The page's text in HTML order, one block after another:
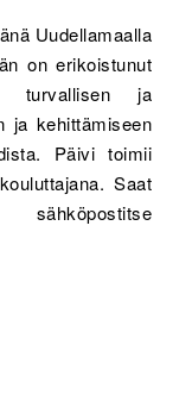
Uudellamaalla
on erikoistunut
turvallisen ja
ja kehittämiseen
Päivi toimii
Saat